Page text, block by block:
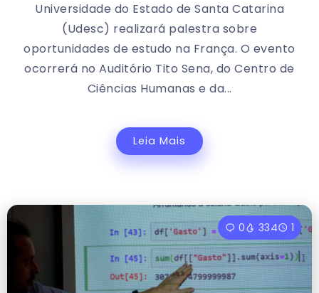
Universidade do Estado de Santa Catarina
(Udesc) realizará palestra sobre
oportunidades de estudo na França. O evento
ocorrerá no Auditório Tito Sena, do Centro de
Ciências Humanas e da...
Leia Mais
0 334 1